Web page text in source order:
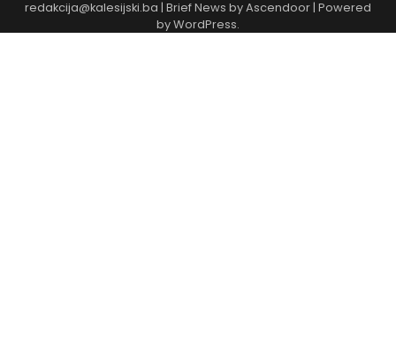
redakcija@kalesijski.ba | Brief News byAscendoor| Powered
byWordPress.